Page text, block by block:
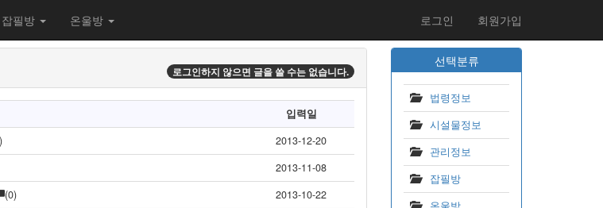
잡필방 온울방 로그인 회원가입
로그인하지 않으면 글을 쓸 수는 없습니다.
입력일
2013-12-20
2013-11-08
(0)
2013-10-22
선택분류
법령정보
시설물정보
관리정보
잡필방